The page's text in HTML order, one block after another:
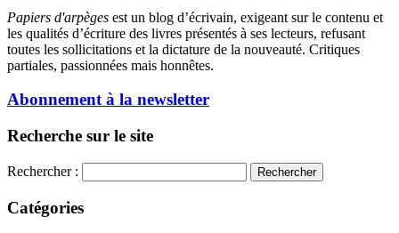
Papiers d'arpèges est un blog d’écrivain, exigeant sur le contenu et
les qualités d’écriture des livres présentés à ses lecteurs, refusant
toutes les sollicitations et la dictature de la nouveauté. Critiques
partiales, passionnées mais honnêtes.
Abonnement à la newsletter
Recherche sur le site
Rechercher :
Catégories